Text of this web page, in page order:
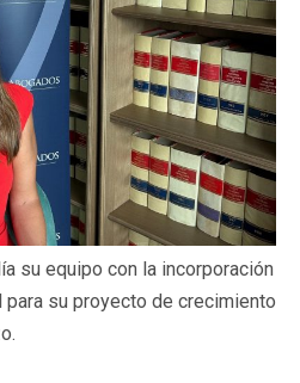
su equipo con la incorporación
su proyecto de crecimiento